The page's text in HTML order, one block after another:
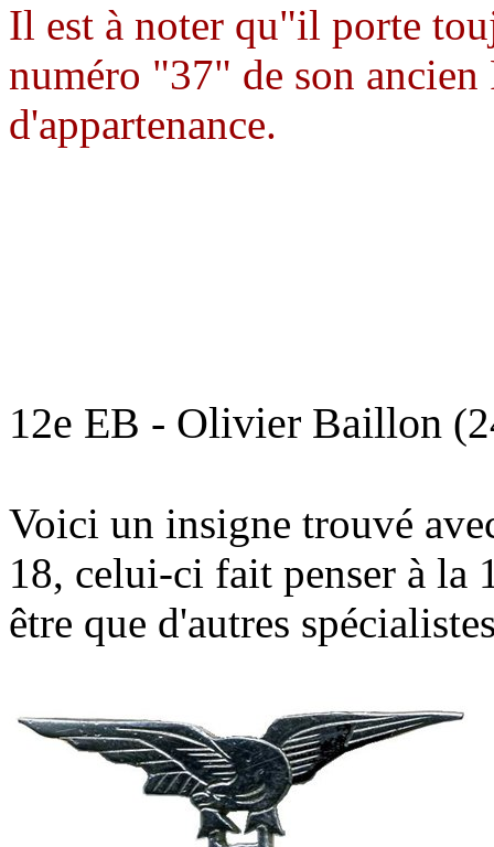
Il est à noter qu"il porte
numéro "37" de son
d'appartenance.
12e EB - Olivier Baillon
Voici un insigne trouvé
18, celui-ci fait penser à la
être que d'autres